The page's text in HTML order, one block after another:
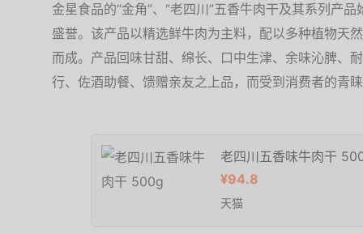
金星食品的“金角”、“老四川”五香牛肉干及其系列产
盛誉。该产品以精选鲜牛肉为主料，配以多种植物天
而成。产品回味甘甜、绵长、口中生津、余味沁脾、
行、佐酒助餐、馈赠亲友之上品，而受到消费者的青
老四川五香味牛肉干
¥94.8
天猫